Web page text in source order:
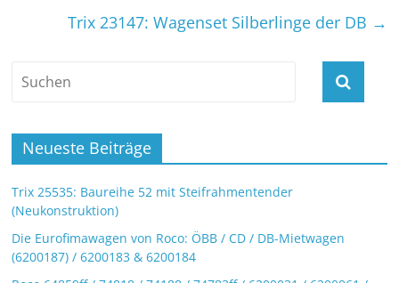
Trix 23147: Wagenset Silberlinge der DB →
Neueste Beiträge
Trix 25535: Baureihe 52 mit Steifrahmentender
(Neukonstruktion)
Die Eurofimawagen von Roco: ÖBB / CD / DB-Mietwagen
(6200187) / 6200183 & 6200184